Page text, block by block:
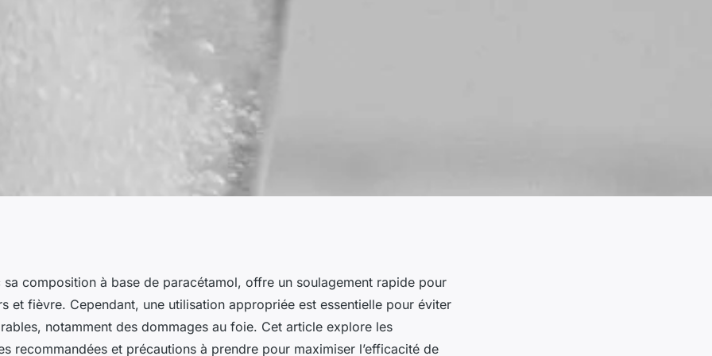
rapide et
sa composition à base de paracétamol, offre un soulagement rapide pour
et fièvre. Cependant, une utilisation appropriée est essentielle pour éviter
notamment des dommages au foie. Cet article explore les
recommandées et précautions à prendre pour maximiser l’efficacité de